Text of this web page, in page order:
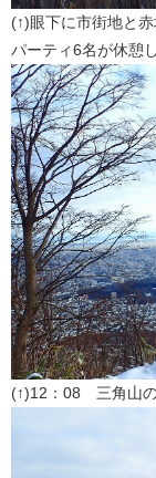
(↑)眼下に市街地と
パーティ6名が休憩
(↑)12：08 三角山の